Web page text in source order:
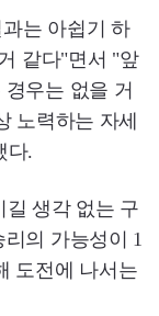
는 아쉽기 하
같다"면서 "앞
우는 없을 거
노력하는 자세
다.
길 생각 없는 구
의 가능성이 1
도전에 나서는